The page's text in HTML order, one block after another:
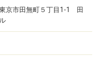
京市田無町５丁目1-1 田